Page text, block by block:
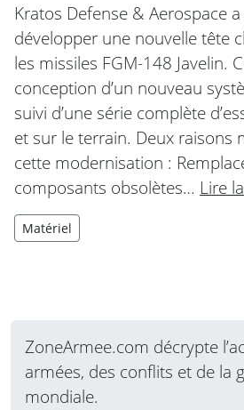
Kratos Defense & Aerospace
développer une nouvelle tête
les missiles FGM-148 Javelin.
conception d’un nouveau
suivi d’une série complète
et sur le terrain. Deux raisons
cette modernisation :
composants obsolètes… Lire
Matériel
ZoneArmee.com décrypte
armées, des conflits et de la
mondiale.